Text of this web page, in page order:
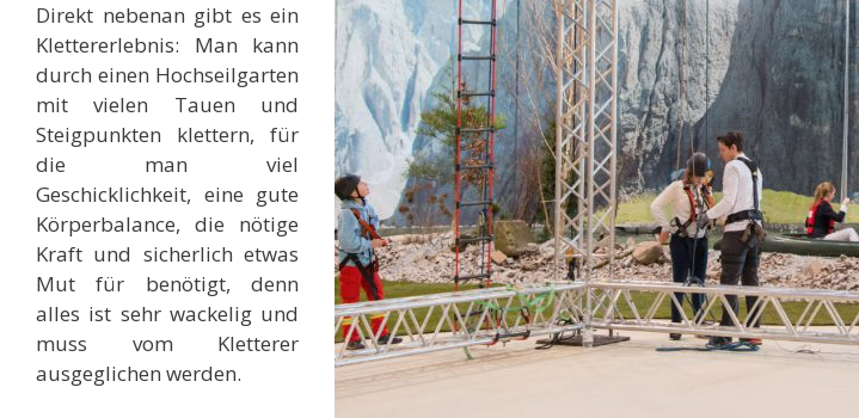
Direkt nebenan gibt es ein
Klettererlebnis: Man kann
durch einen Hochseilgarten
mit vielen Tauen und
Steigpunkten klettern, für
die man viel
Geschicklichkeit, eine gute
Körperbalance, die nötige
Kraft und sicherlich etwas
Mut für benötigt, denn
alles ist sehr wackelig und
muss vom Kletterer
ausgeglichen werden.